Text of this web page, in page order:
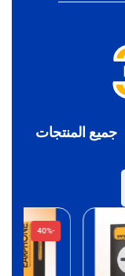
جميع المنتجات